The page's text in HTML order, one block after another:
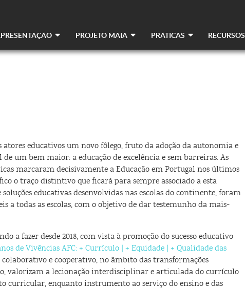
PROJETO MAIA PRÁTICAS RECURSOS
atores educativos um novo fôlego, fruto da adoção da autonomia e
um bem maior: a educação de excelência e sem barreiras. As
marcaram decisivamente a Educação em Portugal nos últimos
o traço distintivo que ficará para sempre associado a esta
educativas desenvolvidas nas escolas do continente, foram
a todas as escolas, com o objetivo de dar testemunho da mais-
a fazer desde 2018, com vista à promoção do sucesso educativo
de Vivências AFC: + Currículo | + Equidade | + Qualidade das
colaborativo e cooperativo, no âmbito das transformações
valorizam a lecionação interdisciplinar e articulada do currículo
curricular, enquanto instrumento ao serviço do ensino e das